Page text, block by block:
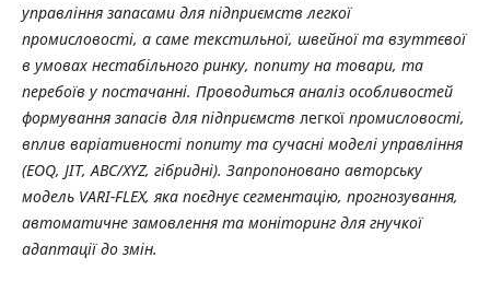
управління запасами для підприємств легкої
промисловості, а саме текстильної, швейної та взуттєвої
в умовах нестабільного ринку, попиту на товари, та
перебоїв у постачанні. Проводиться аналіз особливостей
формування запасів для підприємств легкої промисловості,
вплив варіативності попиту та сучасні моделі управління
(EOQ, JIT, ABC/XYZ, гібридні). Запропоновано авторську
модель VARI-FLEX, яка поєднує сегментацію, прогнозування,
автоматичне замовлення та моніторинг для гнучкої
адаптації до змін.